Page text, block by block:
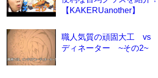
【KAKERUanother】
職人気質の頑固大工 vs
ディネーター ~その2~